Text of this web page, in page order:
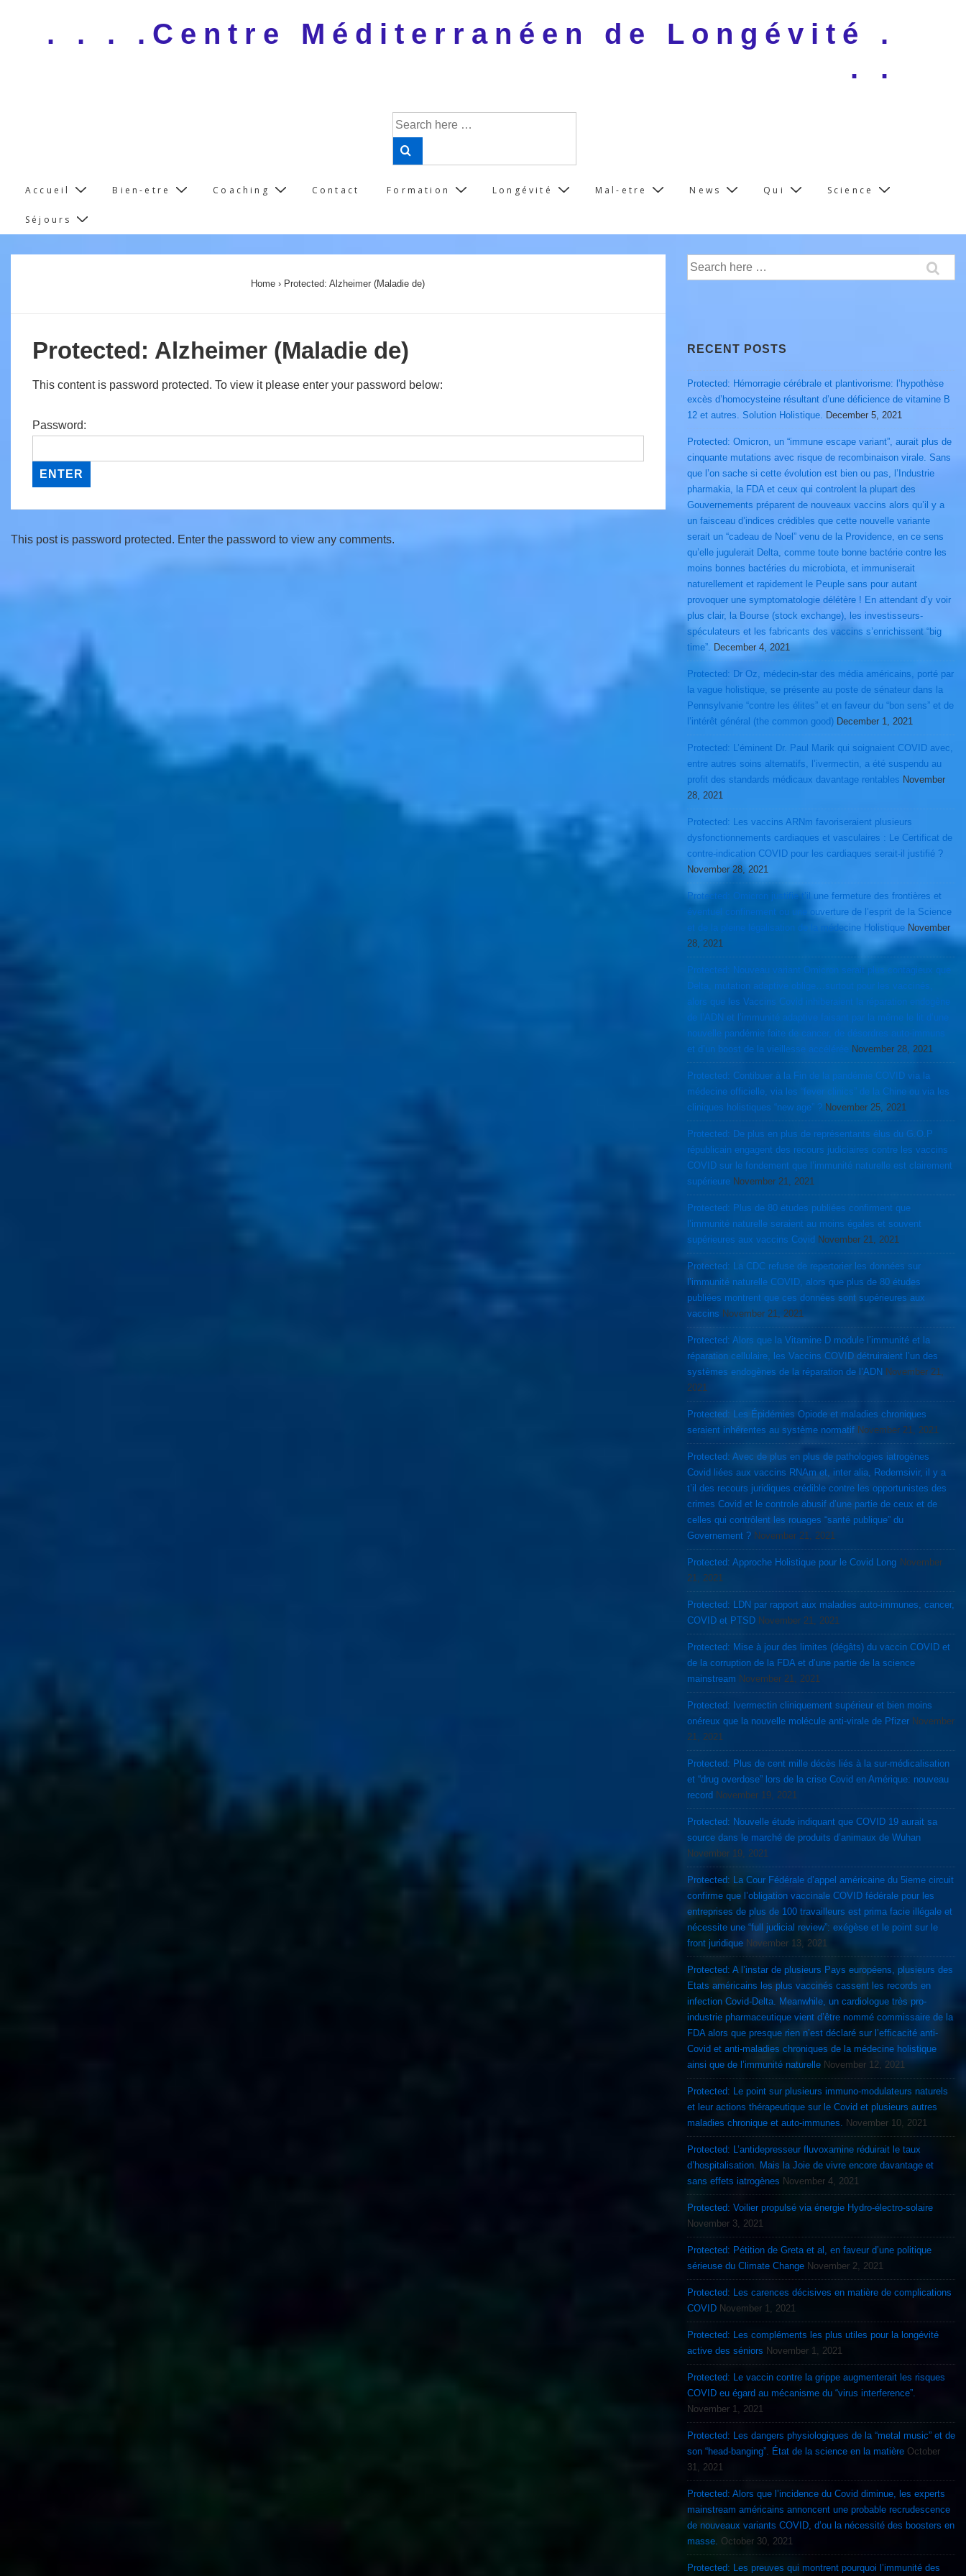
. . . .Centre Méditerranéen de Longévité .
. .
Search
for:
Main
Navigation
Accueil Bien-etre Coaching Contact Formation Longévité Mal-etre News Qui Science
Séjours
Home › Protected: Alzheimer (Maladie de)
Protected: Alzheimer (Maladie de)
This content is password protected. To view it please enter your password below:
Password:
This post is password protected. Enter the password to view any comments.
Search
for:
RECENT POSTS
Protected: Hémorragie cérébrale et plantivorisme: l’hypothèse
excès d’homocysteine résultant d’une déficience de vitamine B
12 et autres. Solution Holistique. December 5, 2021
Protected: Omicron, un “immune escape variant”, aurait plus de
cinquante mutations avec risque de recombinaison virale. Sans
que l’on sache si cette évolution est bien ou pas, l’Industrie
pharmakia, la FDA et ceux qui controlent la plupart des
Gouvernements préparent de nouveaux vaccins alors qu’il y a
un faisceau d’indices crédibles que cette nouvelle variante
serait un “cadeau de Noel” venu de la Providence, en ce sens
qu’elle jugulerait Delta, comme toute bonne bactérie contre les
moins bonnes bactéries du microbiota, et immuniserait
naturellement et rapidement le Peuple sans pour autant
provoquer une symptomatologie délétère ! En attendant d’y voir
plus clair, la Bourse (stock exchange), les investisseurs-
spéculateurs et les fabricants des vaccins s’enrichissent “big
time”. December 4, 2021
Protected: Dr Oz, médecin-star des média américains, porté par
la vague holistique, se présente au poste de sénateur dans la
Pennsylvanie “contre les élites” et en faveur du “bon sens” et de
l’intérêt général (the common good) December 1, 2021
Protected: L’éminent Dr. Paul Marik qui soignaient COVID avec,
entre autres soins alternatifs, l’ivermectin, a été suspendu au
profit des standards médicaux davantage rentables November
28, 2021
Protected: Les vaccins ARNm favoriseraient plusieurs
dysfonctionnements cardiaques et vasculaires : Le Certificat de
contre-indication COVID pour les cardiaques serait-il justifié ?
November 28, 2021
Protected: Omicron justifie t’il une fermeture des frontières et
éventuel confinement ou une ouverture de l’esprit de la Science
et de la pleine légalisation de la médecine Holistique November
28, 2021
Protected: Nouveau variant Omicron serait plus contagieux que
Delta, mutation adaptive oblige…surtout pour les vaccinés,
alors que les Vaccins Covid inhiberaient la réparation endogène
de l’ADN et l’immunité adaptive faisant par la même le lit d’une
nouvelle pandémie faite de cancer, de désordres auto-immuns
et d’un boost de la vieillesse accélérée November 28, 2021
Protected: Contibuer à la Fin de la pandémie COVID via la
médecine officielle, via les “fever clinics” de la Chine ou via les
cliniques holistiques “new age” ? November 25, 2021
Protected: De plus en plus de représentants élus du G.O.P
républicain engagent des recours judiciaires contre les vaccins
COVID sur le fondement que l’immunité naturelle est clairement
supérieure November 21, 2021
Protected: Plus de 80 études publiées confirment que
l’immunité naturelle seraient au moins égales et souvent
supérieures aux vaccins Covid November 21, 2021
Protected: La CDC refuse de repertorier les données sur
l’immunité naturelle COVID, alors que plus de 80 études
publiées montrent que ces données sont supérieures aux
vaccins November 21, 2021
Protected: Alors que la Vitamine D module l’immunité et la
réparation cellulaire, les Vaccins COVID détruiraient l’un des
systèmes endogènes de la réparation de l’ADN November 21,
2021
Protected: Les Épidémies Opiode et maladies chroniques
seraient inhérentes au système normatif November 21, 2021
Protected: Avec de plus en plus de pathologies iatrogènes
Covid liées aux vaccins RNAm et, inter alia, Redemsivir, il y a
t’il des recours juridiques crédible contre les opportunistes des
crimes Covid et le controle abusif d’une partie de ceux et de
celles qui contrôlent les rouages “santé publique” du
Governement ? November 21, 2021
Protected: Approche Holistique pour le Covid Long November
21, 2021
Protected: LDN par rapport aux maladies auto-immunes, cancer,
COVID et PTSD November 21, 2021
Protected: Mise à jour des limites (dégâts) du vaccin COVID et
de la corruption de la FDA et d’une partie de la science
mainstream November 21, 2021
Protected: Ivermectin cliniquement supérieur et bien moins
onéreux que la nouvelle molécule anti-virale de Pfizer November
21, 2021
Protected: Plus de cent mille décès liés à la sur-médicalisation
et “drug overdose” lors de la crise Covid en Amérique: nouveau
record November 19, 2021
Protected: Nouvelle étude indiquant que COVID 19 aurait sa
source dans le marché de produits d’animaux de Wuhan
November 19, 2021
Protected: La Cour Fédérale d’appel américaine du 5ieme circuit
confirme que l’obligation vaccinale COVID fédérale pour les
entreprises de plus de 100 travailleurs est prima facie illégale et
nécessite une “full judicial review”: exégèse et le point sur le
front juridique November 13, 2021
Protected: A l’instar de plusieurs Pays européens, plusieurs des
Etats américains les plus vaccinés cassent les records en
infection Covid-Delta. Meanwhile, un cardiologue très pro-
industrie pharmaceutique vient d’être nommé commissaire de la
FDA alors que presque rien n’est déclaré sur l’efficacité anti-
Covid et anti-maladies chroniques de la médecine holistique
ainsi que de l’immunité naturelle November 12, 2021
Protected: Le point sur plusieurs immuno-modulateurs naturels
et leur actions thérapeutique sur le Covid et plusieurs autres
maladies chronique et auto-immunes.
November 10, 2021
Protected: L’antidepresseur fluvoxamine réduirait le taux
d’hospitalisation. Mais la Joie de vivre encore davantage et
sans effets iatrogènes November 4, 2021
Protected: Voilier propulsé via énergie Hydro-électro-solaire
November 3, 2021
Protected: Pétition de Greta et al, en faveur d’une politique
sérieuse du Climate Change November 2, 2021
Protected: Les carences décisives en matière de complications
COVID November 1, 2021
Protected: Les compléments les plus utiles pour la longévité
active des séniors November 1, 2021
Protected: Le vaccin contre la grippe augmenterait les risques
COVID eu égard au mécanisme du “virus interference”.
November 1, 2021
Protected: Les dangers physiologiques de la “metal music” et de
son “head-banging”. État de la science en la matière October
31, 2021
Protected: Alors que l’incidence du Covid diminue, les experts
mainstream américains annoncent une probable recrudescence
de nouveaux variants COVID, d’ou la nécessité des boosters en
masse. October 30, 2021
Protected: Les preuves qui montrent pourquoi l’immunité des